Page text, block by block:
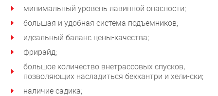
минимальный уровень лавинной опасности;
большая и удобная система подъемников;
идеальный баланс цены-качества;
фрирайд;
большое количество внетрассовых спусков,
позволяющих насладиться беккантри и хели-ски;
наличие садика;